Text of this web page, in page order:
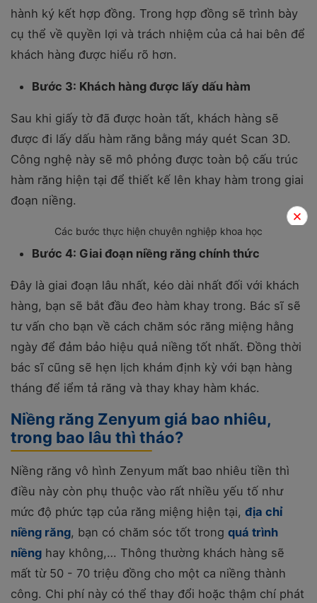
hành ký kết hợp đồng. Trong hợp đồng sẽ trình bày
cụ thể về quyền lợi và trách nhiệm của cả hai bên để
khách hàng được hiểu rõ hơn.
Bước 3: Khách hàng được lấy dấu hàm
Sau khi giấy tờ đã được hoàn tất, khách hàng sẽ
được đi lấy dấu hàm răng bằng máy quét Scan 3D.
Công nghệ này sẽ mô phỏng được toàn bộ cấu trúc
hàm răng hiện tại để thiết kế lên khay hàm trong giai
đoạn niềng.
Các bước thực hiện chuyên nghiệp khoa học
Bước 4: Giai đoạn niềng răng chính thức
Đây là giai đoạn lâu nhất, kéo dài nhất đối với khách
hàng, bạn sẽ bắt đầu đeo hàm khay trong. Bác sĩ sẽ
tư vấn cho bạn về cách chăm sóc răng miệng hằng
ngày để đảm bảo hiệu quả niềng tốt nhất. Đồng thời
bác sĩ cũng sẽ hẹn lịch khám định kỳ với bạn hàng
tháng để iểm tả răng và thay khay hàm khác.
Niềng răng Zenyum giá bao nhiêu,
trong bao lâu thì tháo?
Niềng răng vô hình Zenyum mất bao nhiêu tiền thì
điều này còn phụ thuộc vào rất nhiều yếu tố như
mức độ phức tạp của răng miệng hiện tại, địa chỉ
niềng răng, bạn có chăm sóc tốt trong quá trình
niềng hay không,… Thông thường khách hàng sẽ
mất từ 50 - 70 triệu đồng cho một ca niềng thành
công. Chi phí này có thể thay đổi hoặc thậm chí phát